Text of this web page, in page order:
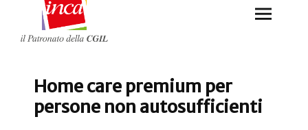
Home care premium per
persone non autosufficienti